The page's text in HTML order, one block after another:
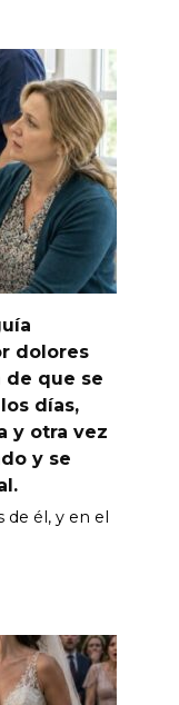
dolores
de que se
días,
y otra vez
y se
de él, y en el